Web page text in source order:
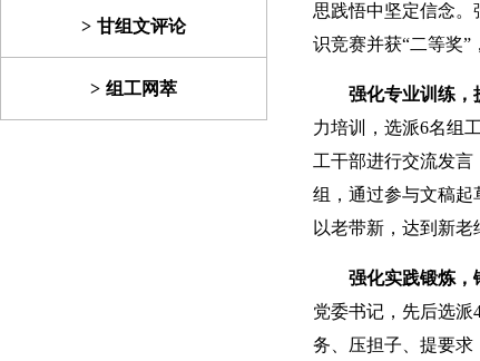
甘组文评论
组工网萃
思践悟中坚定信念
识竞赛并获“二等奖”
强化专业训练，
力培训，选派6名组
工干部进行交流发
组，通过参与文稿起
以老带新，达到新老
强化实践锻炼，
党委书记，先后选
务、压担子、提要求